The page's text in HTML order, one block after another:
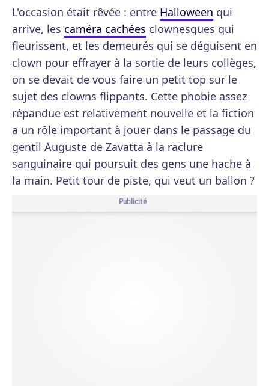
L'occasion était rêvée : entre Halloween qui
arrive, les caméra cachées clownesques qui
fleurissent, et les demeurés qui se déguisent en
clown pour effrayer à la sortie de leurs collèges,
on se devait de vous faire un petit top sur le
sujet des clowns flippants. Cette phobie assez
répandue est relativement nouvelle et la fiction
a un rôle important à jouer dans le passage du
gentil Auguste de Zavatta à la raclure
sanguinaire qui poursuit des gens une hache à
la main. Petit tour de piste, qui veut un ballon ?
Publicité